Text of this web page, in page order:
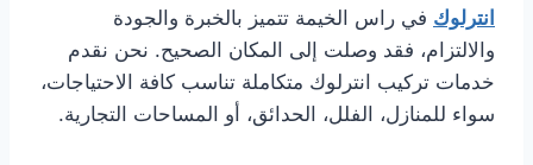
انترلوك في راس الخيمة تتميز بالخبرة والجودة
والالتزام، فقد وصلت إلى المكان الصحيح. نحن نقدم
خدمات تركيب انترلوك متكاملة تناسب كافة الاحتياجات،
سواء للمنازل، الفلل، الحدائق، أو المساحات التجارية.